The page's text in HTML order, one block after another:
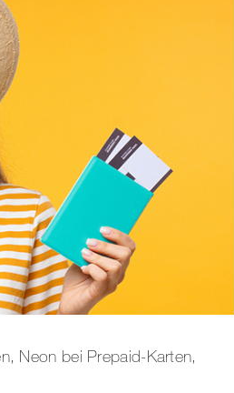
Neon bei Prepaid-Karten,